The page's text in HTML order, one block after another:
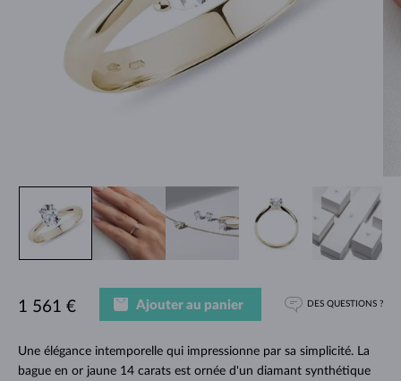
Une élégance intemporelle qui impressionne par sa simplicité. La
bague en or jaune 14 carats est ornée d'un diamant synthétique
1 561 € Ajouter au panier DES QUESTIONS ?